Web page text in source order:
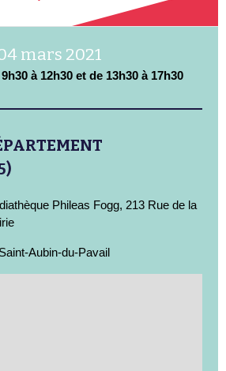
mars 2021
à 12h30 et de 13h30 à 17h30
Phileas Fogg, 213 Rue de la
Aubin-du-Pavail